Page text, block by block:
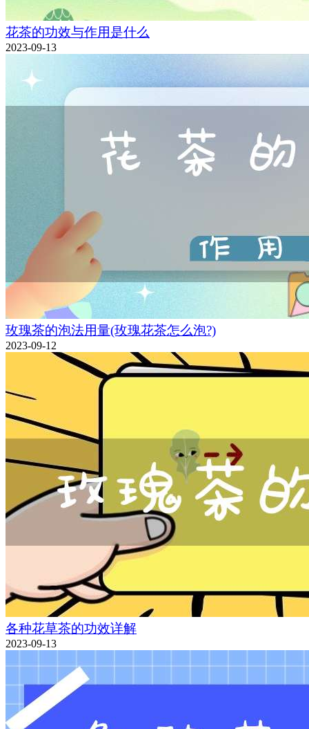
花茶的功效与作用是什么
2023-09-13
玫瑰茶的泡法用量(玫瑰花茶怎么泡?)
2023-09-12
各种花草茶的功效详解
2023-09-13